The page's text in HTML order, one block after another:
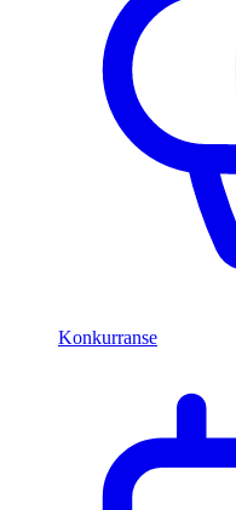
Konkurranse